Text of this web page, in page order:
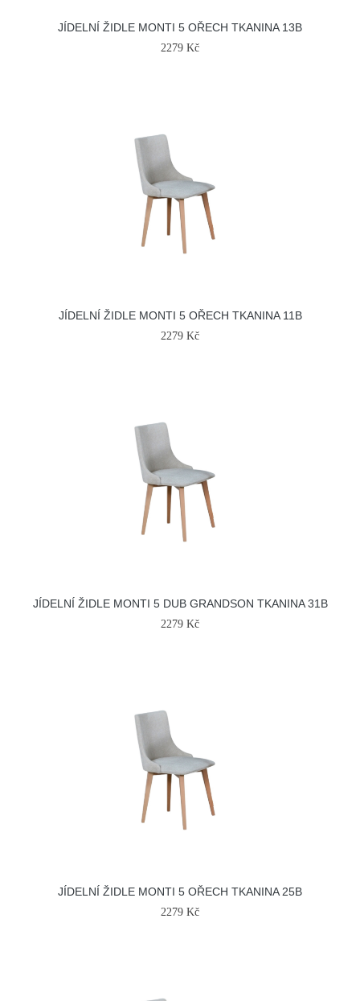
JÍDELNÍ ŽIDLE MONTI 5 OŘECH TKANINA 13B
2279 Kč
JÍDELNÍ ŽIDLE MONTI 5 OŘECH TKANINA 11B
2279 Kč
JÍDELNÍ ŽIDLE MONTI 5 DUB GRANDSON TKANINA 31B
2279 Kč
JÍDELNÍ ŽIDLE MONTI 5 OŘECH TKANINA 25B
2279 Kč